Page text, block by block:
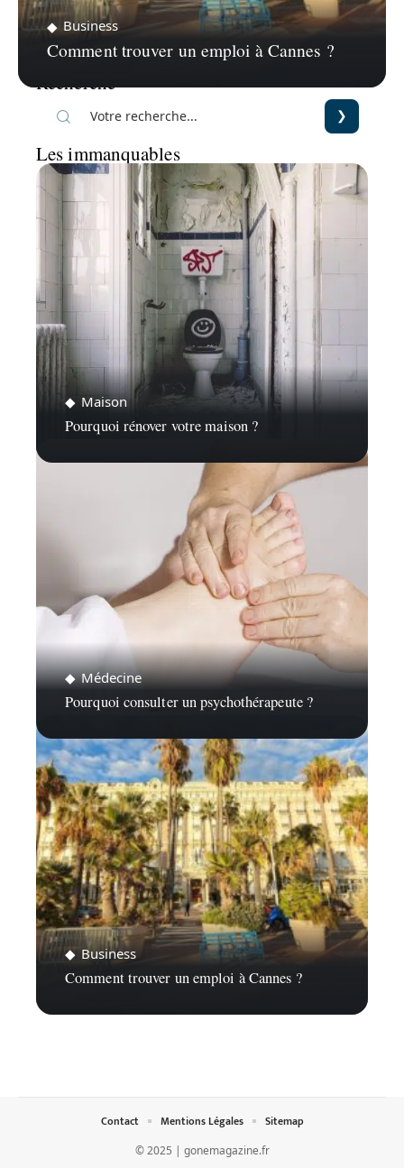
Business
Comment trouver un emploi à Cannes ?
Recherche
Les immanquables
Maison
Pourquoi rénover votre maison ?
Médecine
Pourquoi consulter un psychothérapeute ?
Business
Comment trouver un emploi à Cannes ?
© 2025 | gonemagazine.fr
Contact Mentions Légales Sitemap